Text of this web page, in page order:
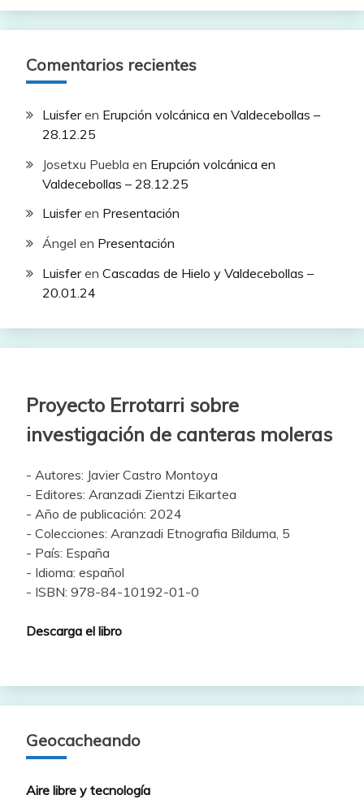
Comentarios recientes
Luisferen Erupción volcánica en Valdecebollas –
28.12.25
Josetxu Puebla en Erupción volcánica en
Valdecebollas – 28.12.25
Luisferen Presentación
Ángel en Presentación
Luisferen Cascadas de Hielo y Valdecebollas –
20.01.24
Proyecto Errotarri sobre
investigación de canteras moleras
- Autores: Javier Castro Montoya
- Editores: Aranzadi Zientzi Eikartea
- Año de publicación: 2024
- Colecciones: Aranzadi Etnografia Bilduma, 5
- País: España
- Idioma: español
- ISBN: 978-84-10192-01-0
Descarga el libro
Geocacheando
Aire libre y tecnología